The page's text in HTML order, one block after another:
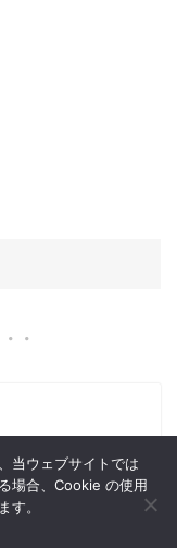
当ウェブサイトでは
場合、Cookie の使用
す。